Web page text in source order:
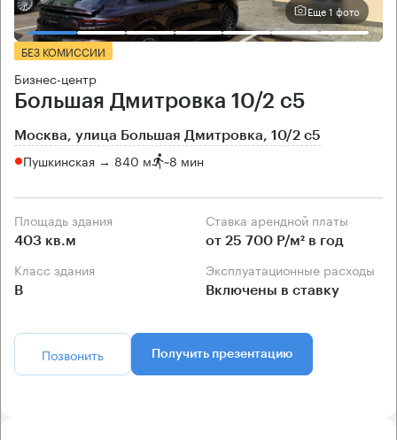
Еще 1 фото
БЕЗ КОМИССИИ
Бизнес-центр
Большая Дмитровка 10/2 с5
Москва, улица Большая Дмитровка, 10/2 с5
Пушкинская → 840 м ~8 мин
Площадь здания
403 кв.м
Ставка арендной платы
от 25 700 Р/м² в год
Класс здания
B
Эксплуатационные расходы
Включены в ставку
Позвонить Получить презентацию